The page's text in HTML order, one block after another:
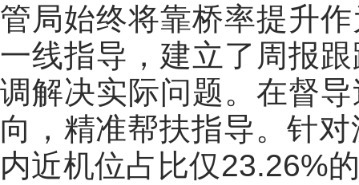
管局始终将靠桥率提升
一线指导，建立了周报
调解决实际问题。在督
向，精准帮扶指导。针
内近机位占比仅23.26%